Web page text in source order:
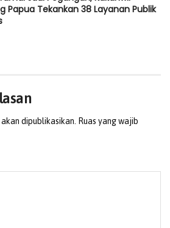
Papua Tekankan 38 Layanan Publik
dipublikasikan.
Ruas yang wajib